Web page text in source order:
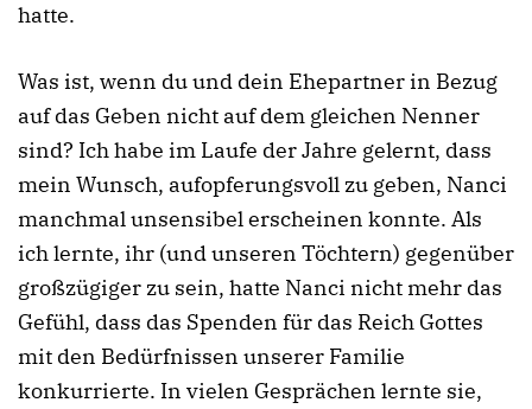
hatte.
Was ist, wenn du und dein Ehepartner in Bezug
auf das Geben nicht auf dem gleichen Nenner
sind? Ich habe im Laufe der Jahre gelernt, dass
mein Wunsch, aufopferungsvoll zu geben, Nanci
manchmal unsensibel erscheinen konnte. Als
ich lernte, ihr (und unseren Töchtern) gegenüber
großzügiger zu sein, hatte Nanci nicht mehr das
Gefühl, dass das Spenden für das Reich Gottes
mit den Bedürfnissen unserer Familie
konkurrierte. In vielen Gesprächen lernte sie,